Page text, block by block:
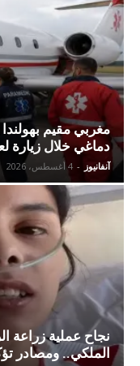
مغربي مقيم
دماغي خلال زيارة
آنفانيوز - 4 أغسطس، 2026
نجاح عملية زراعة
الملكي.. ومصادر